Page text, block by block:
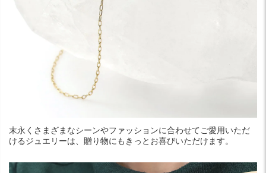
末永くさまざまなシーンやファッションに合わせてご愛用いただ
けるジュエリーは、贈り物にもきっとお喜びいただけます。